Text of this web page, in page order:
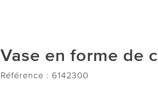
Vase en forme de
Référence : 6142300